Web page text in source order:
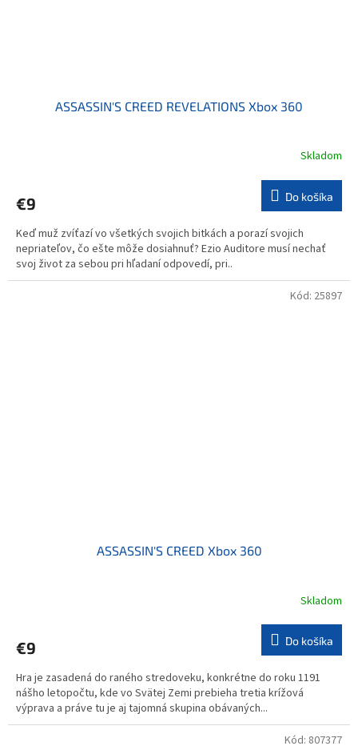
ASSASSIN'S CREED REVELATIONS Xbox 360
Skladom
€9 Do košíka
Keď muž zvíťazí vo všetkých svojich bitkách a porazí svojich
nepriateľov, čo ešte môže dosiahnuť? Ezio Auditore musí nechať
svoj život za sebou pri hľadaní odpovedí, pri..
ASSASSIN'S CREED Xbox 360
Skladom
€9 Do košíka
Hra je zasadená do raného stredoveku, konkrétne do roku 1191
nášho letopočtu, kde vo Svätej Zemi prebieha tretia krížová
výprava a práve tu je aj tajomná skupina obávaných...
Kód: 25897
Kód: 807377